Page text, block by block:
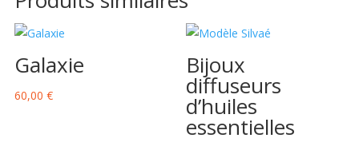
Galaxie
60,00€
Bijoux
diffuseurs
d’huiles
essentielles